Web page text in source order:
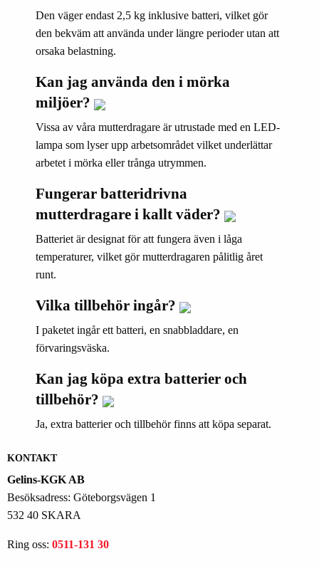
Den väger endast 2,5 kg inklusive batteri, vilket gör
den bekväm att använda under längre perioder utan att
orsaka belastning.
Kan jag använda den i mörka
miljöer?
Vissa av våra mutterdragare är utrustade med en LED-
lampa som lyser upp arbetsområdet vilket underlättar
arbetet i mörka eller trånga utrymmen.
Fungerar batteridrivna
mutterdragare i kallt väder?
Batteriet är designat för att fungera även i låga
temperaturer, vilket gör mutterdragaren pålitlig året
runt.
Vilka tillbehör ingår?
I paketet ingår ett batteri, en snabbladdare, en
förvaringsväska.
Kan jag köpa extra batterier och
tillbehör?
Ja, extra batterier och tillbehör finns att köpa separat.
KONTAKT
Gelins-KGK AB
Besöksadress: Göteborgsvägen 1
532 40 SKARA
Ring oss: 0511-131 30